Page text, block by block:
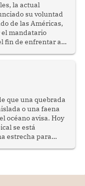
la actual
su voluntad
de las Américas,
el mandatario
fin de enfrentar al
que una quebrada
o una faena
océano avisa. Hoy
se está
estrecha para